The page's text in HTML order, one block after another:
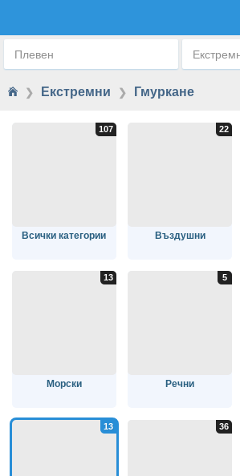
Плевен
❯ Екстремни ❯ Гмуркане
Всички категории Въздушни
Морски Речни